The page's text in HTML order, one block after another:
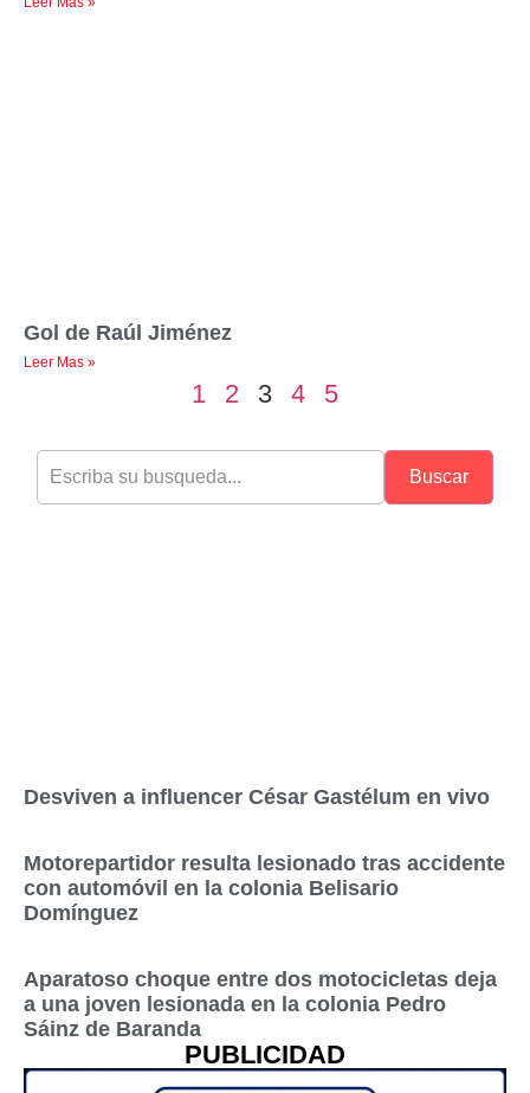
Gol de Raúl Jiménez
Leer Mas »
1 2 3 4 5
Buscar
Desviven a influencer César Gastélum en vivo
Motorepartidor resulta lesionado tras accidente
con automóvil en la colonia Belisario
Domínguez
Aparatoso choque entre dos motocicletas deja
a una joven lesionada en la colonia Pedro
Sáinz de Baranda
PUBLICIDAD